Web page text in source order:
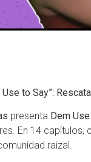
to Say”:
presenta Dem
En 14
raizal.